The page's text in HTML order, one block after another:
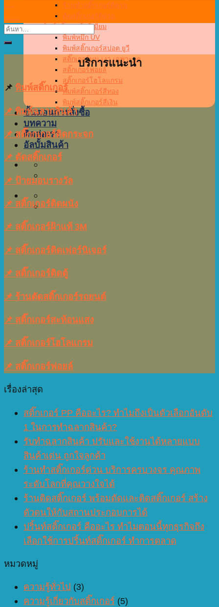
ร้านทำสติ๊กเกอร์ติดรถ
ตัดสติ๊กเกอร์ติดรถ
พิมพ์สติ๊กเกอร์พรีเมียม
พิมพ์หมึก UV
พิมพ์สติ๊กเกอร์สปอต ยูวี
สติ๊กเกอร์นูน เงา เฉพาะจุด
สติ๊กเกอร์ฟอยล์
สติ๊กเกอร์โฮโลแกรม
พิมพ์สติ๊กเกอร์สีทอง
พิมพ์สติ๊กเกอร์สีเงิน
ขั้นตอนการสั่งซื้อ
บทความ
ติดต่อเรา
อัลบั้มสินค้า
บริการแนะนำ
📌 พิมพ์สติ๊กเกอร์
📌 พิมพ์ฉลากสินค้า
📌 สติ๊กกเกอร์ติดกระจก
📌 ตัดสติ๊กเกอร์
📌 ป้ายมอบรางวัล
📌 สติ๊กเกอร์ติดผนัง
📌 สติ๊กเกอร์ฝ้าแท้ 3M
📌 สติ๊กเกอร์ติดเฟอร์นิเจอร์
📌 สติ๊กเกอร์ติดตู้
📌 ร้านตัดสติ๊กเกอร์รถยนต์
📌 สติ๊กเกอร์สะท้อนแสง
📌 สติ๊กเกอร์โฮโลแกรม
📌 สติ๊กเกอร์ฟอยล์
เรื่องล่าสุด
สติ๊กเกอร์ PP คืออะไร? ทำไมถึงเป็นตัวเลือกอันดับ
1 ในการทำฉลากสินค้า?
รับทำฉลากสินค้า ปรับและใช้งานได้หลายแบบ
สินค้าเด่น ถูกใจลูกค้า
ร้านทำสติ๊กเกอร์ด่วน บริการครบวงจร คุณภาพ
ระดับโลกที่คุณวางใจได้
ร้านติดสติ๊กเกอร์ พร้อมตัดและติดสติ๊กเกอร์ สร้าง
ตัวตนให้กับสถานประกอบการได้
ปริ้นท์สติ๊กเกอร์ คืออะไร ทำไมตอนนี้ทุกธุรกิจถึง
เลือกใช้การปริ้นท์สติ๊กเกอร์ ทำการตลาด
หมวดหมู่
ความรู้ทั่วไป (3)
ความรู้เกี่ยวกับสติ๊กเกอร์ (5)